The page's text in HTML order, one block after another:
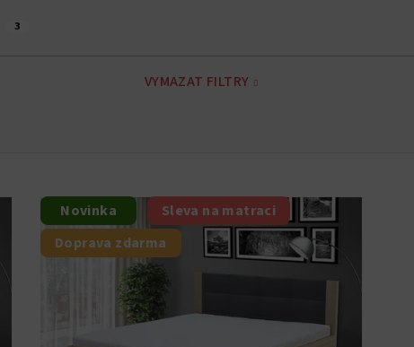
3
VYMAZAT FILTRY
Novinka
Sleva na matraci
Doprava zdarma